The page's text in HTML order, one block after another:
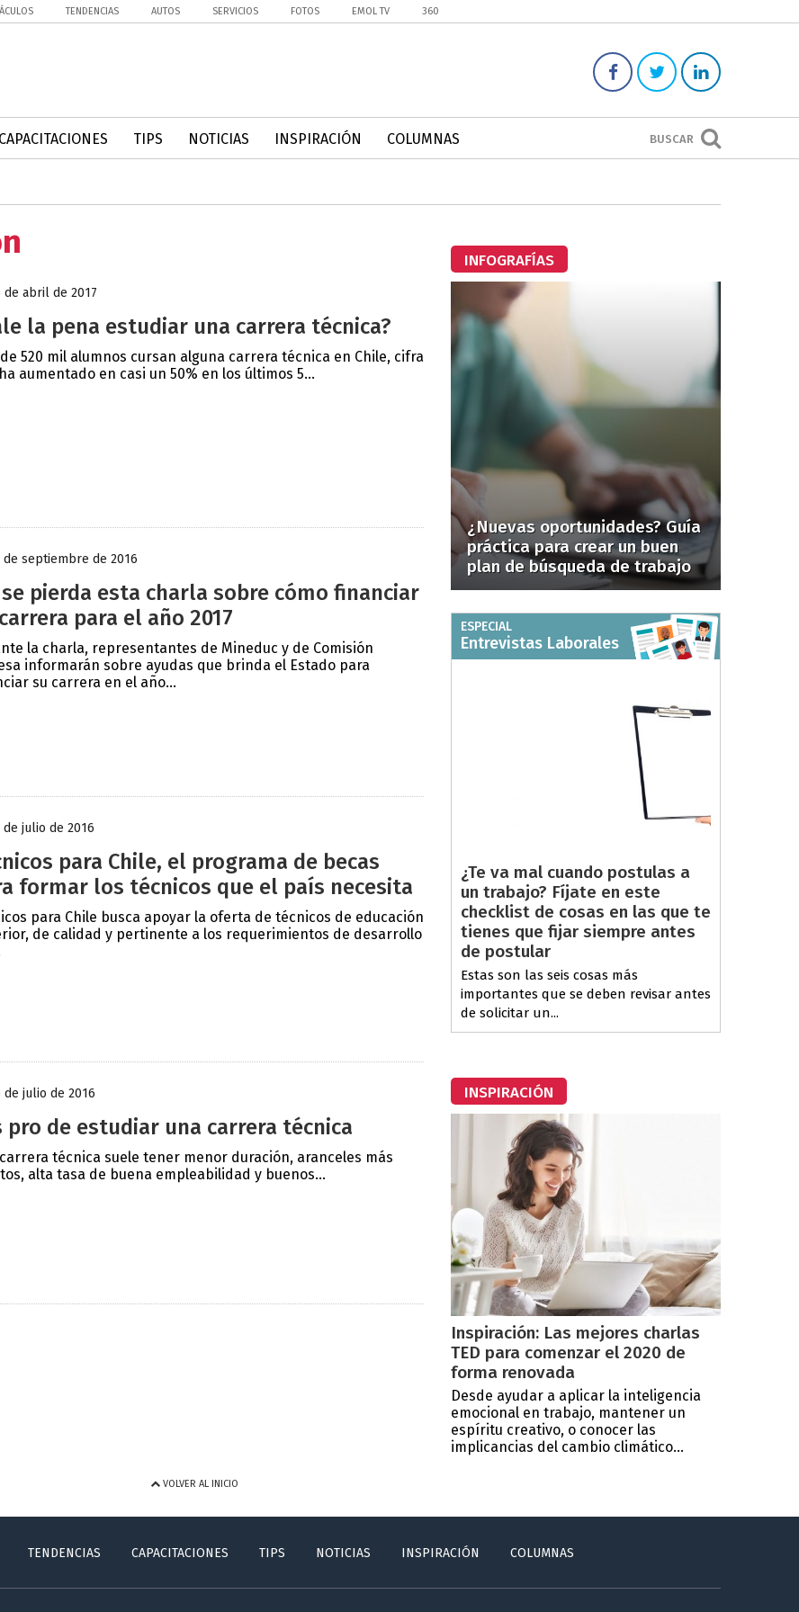
TENDENCIAS AUTOS SERVICIOS FOTOS EMOL TV 360
BUSCAR
CAPACITACIONES TIPS NOTICIAS INSPIRACIÓN COLUMNAS
de abril de 2017
la pena estudiar una carrera técnica?
520 mil alumnos cursan alguna carrera técnica en Chile, cifra
aumentado en casi un 50% en los últimos 5...
de septiembre de 2016
se pierda esta charla sobre cómo financiar
para el año 2017
la charla, representantes de Mineduc y de Comisión
informarán sobre ayudas que brinda el Estado para
su carrera en el año...
de julio de 2016
para Chile, el programa de becas
formar los técnicos que el país necesita
para Chile busca apoyar la oferta de técnicos de educación
de calidad y pertinente a los requerimientos de desarrollo
de julio de 2016
pro de estudiar una carrera técnica
técnica suele tener menor duración, aranceles más
alta tasa de buena empleabilidad y buenos...
INFOGRAFÍAS
¿Nuevas oportunidades? Guía
práctica para crear un buen
plan de búsqueda de trabajo
ESPECIAL
Entrevistas Laborales
¿Te va mal cuando postulas a
un trabajo? Fíjate en este
checklist de cosas en las que te
tienes que fijar siempre antes
de postular
Estas son las seis cosas más
importantes que se deben revisar antes
de solicitar un...
INSPIRACIÓN
Inspiración: Las mejores charlas
TED para comenzar el 2020 de
forma renovada
Desde ayudar a aplicar la inteligencia
emocional en trabajo, mantener un
espíritu creativo, o conocer las
implicancias del cambio climático...
VOLVER AL INICIO
TENDENCIAS CAPACITACIONES TIPS NOTICIAS INSPIRACIÓN COLUMNAS